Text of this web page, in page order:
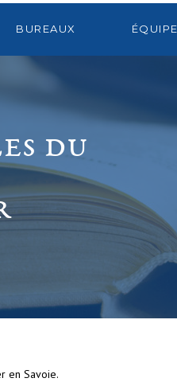
BUREAUX ÉQUIPE
DU
en Savoie.